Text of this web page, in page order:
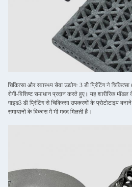
चिकित्सा और स्वास्थ्य सेवा उद्योगः 3 डी प्रिंटिंग ने
रोगी-विशिष्ट समाधान प्रदान करते हुए। यह शारीरिक
गाइड3 डी प्रिंटिंग से चिकित्सा उपकरणों के प्रोटोटाइप
समाधानों के विकास में भी मदद मिलती है।